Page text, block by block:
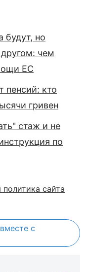
будут, но
чем
ЕС
пенсий: кто
гривен
стаж и не
по
сайта
с